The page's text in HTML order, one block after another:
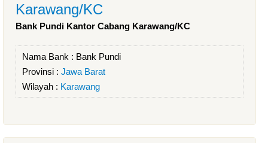
Karawang/KC
Bank Pundi Kantor Cabang Karawang/KC
Nama Bank : Bank Pundi
Provinsi : Jawa Barat
Wilayah : Karawang